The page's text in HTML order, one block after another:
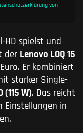
von
HD spielst und
der Lenovo LOQ 15
Er kombiniert
starker Single-
(115 W). Das reicht
Einstellungen in